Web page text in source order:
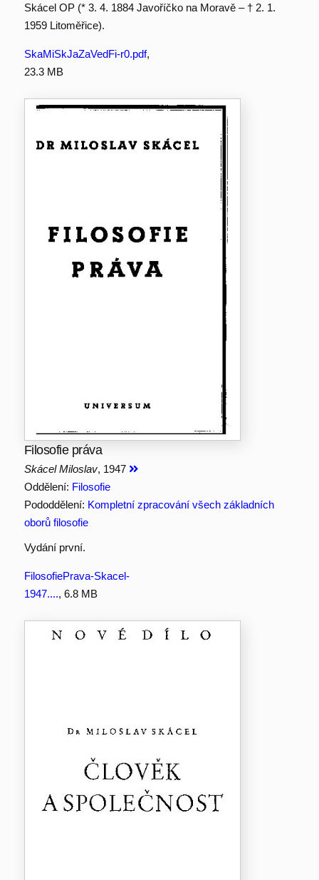
Skácel OP (* 3. 4. 1884 Javoříčko na Moravě – † 2. 1.
1959 Litoměřice).
SkaMiSkJaZaVedFi-r0.pdf,
23.3 MB
Filosofie práva
Skácel Miloslav, 1947
Oddělení: Filosofie
Pododdělení: Kompletní zpracování všech základních
oborů filosofie
Vydání první.
FilosofiePrava-Skacel-
1947...., 6.8 MB